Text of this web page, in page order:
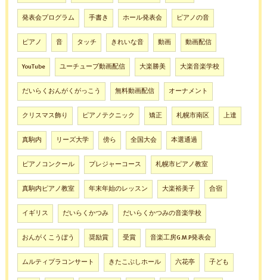
発表会プログラム 手書き ホール発表会 ピアノの音
ピアノ 音 タッチ きれいな音 動画 動画配信
YouTube ユーチューブ動画配信 大楽勝美 大楽音楽学校
だいらくおんがくがっこう 無料動画配信 オーナメント
クリスマス飾り ピアノテクニック 矯正 札幌市南区 上達
真駒内 リーズ大学 傍ら 全国大会 本選通過
ピアノコンクール プレジャーコース 札幌市ピアノ教室
真駒内ピアノ教室 年末年始のレッスン 大楽裕美子 合宿
イギリス だいらくかつみ だいらくかつみの音楽学校
おんがくこうぼう 奨励賞 受賞 音楽工房G.M.P発表会
ムルティプラコンサート きたこぶしホール 六花亭 子ども